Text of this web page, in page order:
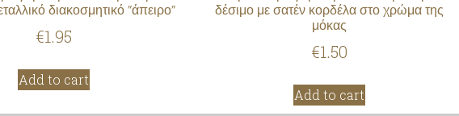
διακοσμητικό ”άπειρο”
€1.95
Add to cart
δέσιμο με σατέν κορδέλα στο χρώμα της
μόκας
€1.50
Add to cart